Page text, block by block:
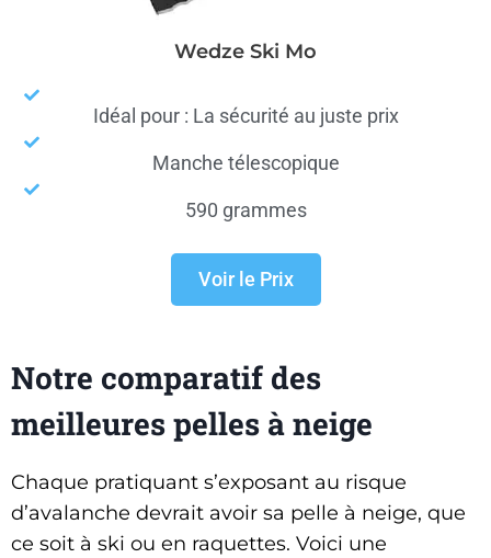
Wedze Ski Mo
Idéal pour : La sécurité au juste prix
Manche télescopique
590 grammes
Voir le Prix
Notre comparatif des
meilleures pelles à neige
Chaque pratiquant s’exposant au risque
d’avalanche devrait avoir sa pelle à neige, que
ce soit à ski ou en raquettes. Voici une